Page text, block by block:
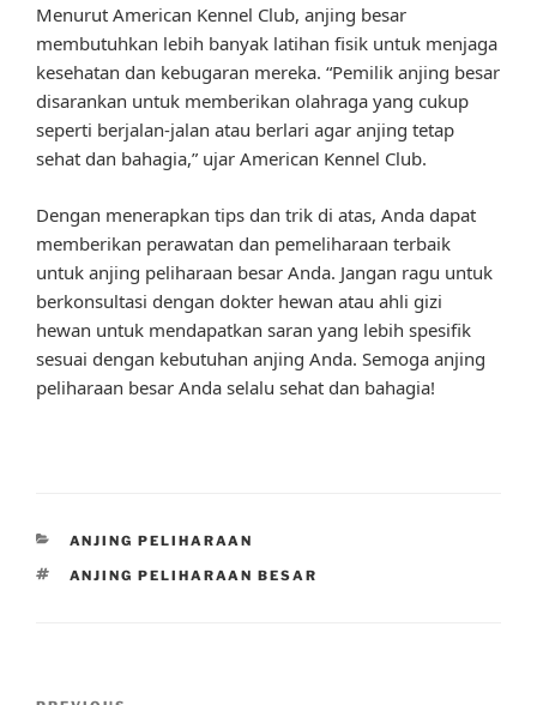
Menurut American Kennel Club, anjing besar
membutuhkan lebih banyak latihan fisik untuk menjaga
kesehatan dan kebugaran mereka. “Pemilik anjing besar
disarankan untuk memberikan olahraga yang cukup
seperti berjalan-jalan atau berlari agar anjing tetap
sehat dan bahagia,” ujar American Kennel Club.
Dengan menerapkan tips dan trik di atas, Anda dapat
memberikan perawatan dan pemeliharaan terbaik
untuk anjing peliharaan besar Anda. Jangan ragu untuk
berkonsultasi dengan dokter hewan atau ahli gizi
hewan untuk mendapatkan saran yang lebih spesifik
sesuai dengan kebutuhan anjing Anda. Semoga anjing
peliharaan besar Anda selalu sehat dan bahagia!
CATEGORIES
ANJING PELIHARAAN
TAGS
ANJING PELIHARAAN BESAR